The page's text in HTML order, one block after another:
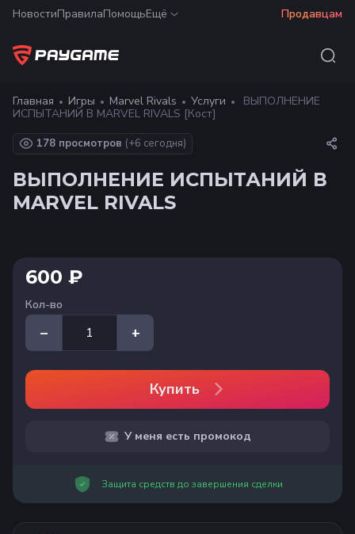
НовостиПравилаПомощьЕщё Продавцам
Главная Игры Marvel Rivals Услуги
ВЫПОЛНЕНИЕ
ИСПЫТАНИЙ В MARVEL RIVALS [Кост]
178 просмотров (+6 сегодня)
ВЫПОЛНЕНИЕ ИСПЫТАНИЙ В
MARVEL RIVALS
600 ₽
Кол-во
– +
Купить
У меня есть промокод
Защита средств до завершения сделки